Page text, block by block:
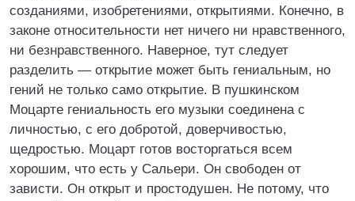
созданиями, изобретениями, открытиями. Конечно, в
законе относительности нет ничего ни нравственного,
ни безнравственного. Наверное, тут следует
разделить — открытие может быть гениальным, но
гений не только само открытие. В пушкинском
Моцарте гениальность его музыки соединена с
личностью, с его добротой, доверчивостью,
щедростью. Моцарт готов восторгаться всем
хорошим, что есть у Сальери. Он свободен от
зависти. Он открыт и простодушен. Не потому, что